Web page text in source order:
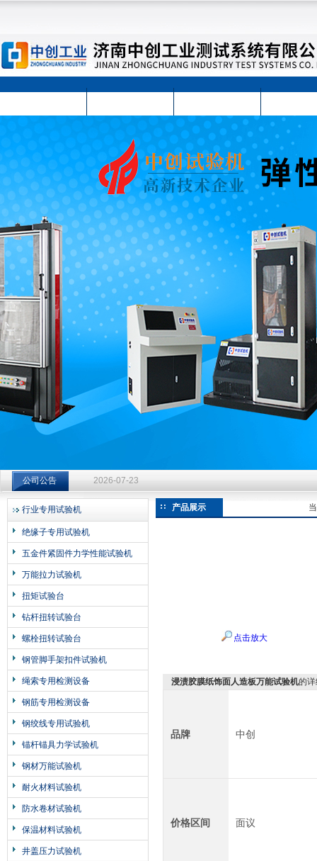
济南中创工业测试系统有限公司
公司公告 2026-07-23
钻杆扭转试验台选型指南：从额定扭矩到加载频率的工况适配
2026-07-23
钻杆扭转试验台选型指南：从额定扭矩到加载频率的工况适配
2026-07-23
行业专用试验机
绝缘子专用试验机
五金件紧固件力学性能试验机
万能拉力试验机
扭矩试验台
钻杆扭转试验台
螺栓扭转试验台
钢管脚手架扣件试验机
绳索专用检测设备
钢筋专用检测设备
钢绞线专用试验机
锚杆锚具力学试验机
钢材万能试验机
耐火材料试验机
防水卷材试验机
保温材料试验机
井盖压力试验机
产品展示
点击放大
浸渍胶膜纸饰面人造板万能试验机的
品牌 中创
价格区间 面议